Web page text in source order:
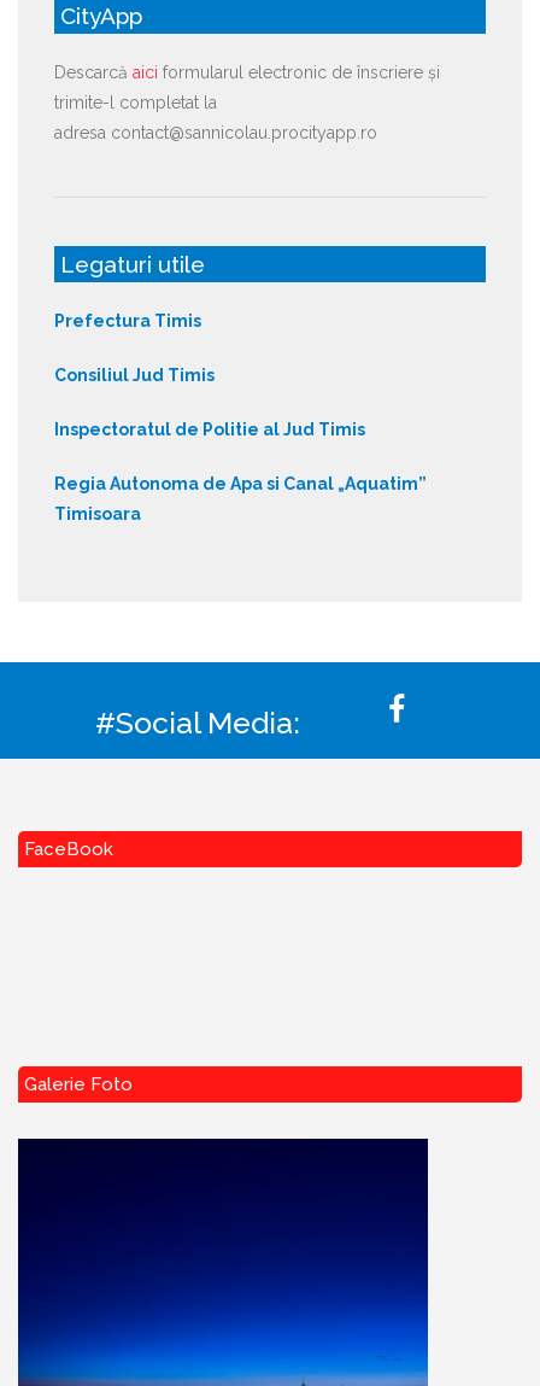
CityApp
Descarcă aici formularul electronic de înscriere și
trimite-l completat la
adresa contact@sannicolau.procityapp.ro
Legaturi utile
Prefectura Timis
Consiliul Jud Timis
Inspectoratul de Politie al Jud Timis
Regia Autonoma de Apa si Canal „Aquatim”
Timisoara
#Social Media:
FaceBook
Galerie Foto